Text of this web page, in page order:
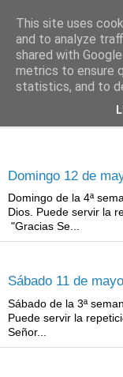
Oración
con el Evangelio de
Domingo 12 de
Domingo de la 4ª
Dios. Puede servir la
"Gracias Se...
Sábado 11 de mayo
Sábado de la 3ª
Puede servir la
Señor...
This site uses
and to analyze
shared with
metrics to ensure
statistics, and to